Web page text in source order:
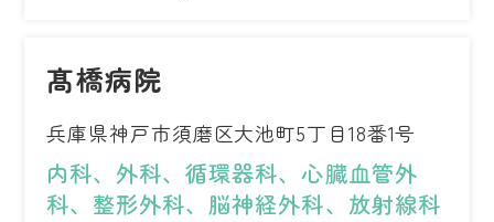
髙橋病院
兵庫県神戸市須磨区大池町5丁目18番1号
内科、外科、循環器科、心臓血管外
科、整形外科、脳神経外科、放射線科